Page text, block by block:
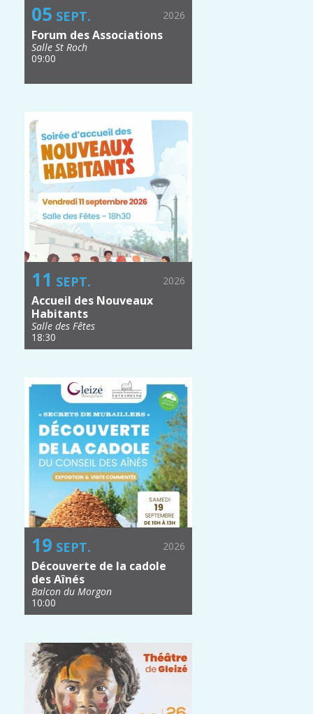
05 SEPT. 2026
Forum des Associations
Salle St Roch
09:00
11 SEPT. 2026
Accueil des Nouveaux
Habitants
Salle des Fêtes
18:30
19 SEPT. 2026
Découverte de la cadole
des Aînés
Balcon du Morgon
10:00